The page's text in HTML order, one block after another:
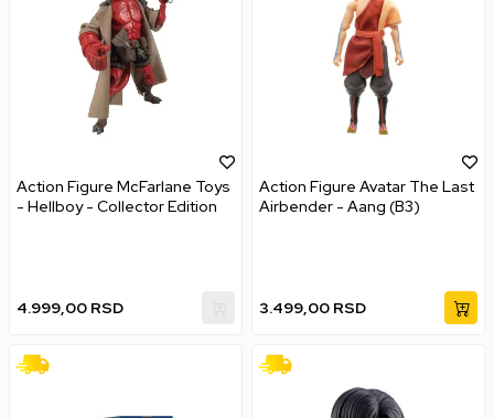
Action Figure McFarlane Toys
- Hellboy - Collector Edition
4.999,00 RSD
Action Figure Avatar The Last
Airbender - Aang (B3)
3.499,00 RSD